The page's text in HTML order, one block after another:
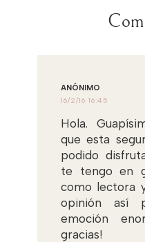
ANÓNIMO
16/2/16 16:45
Hola.
que esta
podido
te tengo en
como lectora
opinión así
emoción
gracias!